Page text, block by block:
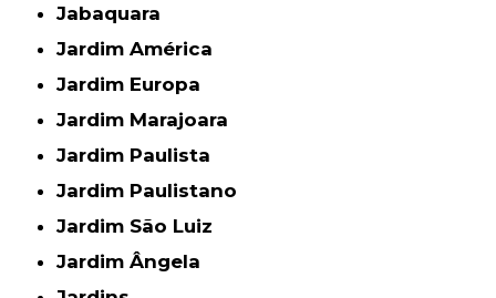
Jabaquara
Jardim América
Jardim Europa
Jardim Marajoara
Jardim Paulista
Jardim Paulistano
Jardim São Luiz
Jardim Ângela